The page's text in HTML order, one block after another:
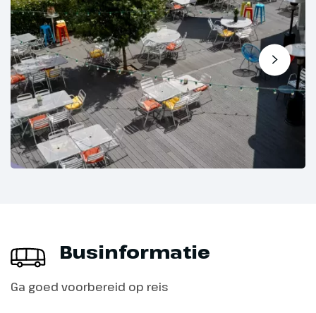
Businformatie
Ga goed voorbereid op reis